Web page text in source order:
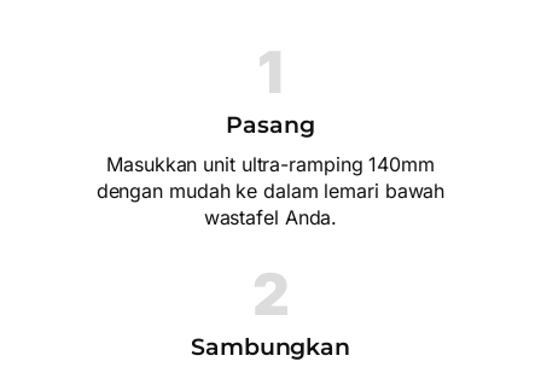
1
Pasang
Masukkan unit ultra-ramping 140mm
dengan mudah ke dalam lemari bawah
wastafel Anda.
2
Sambungkan